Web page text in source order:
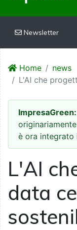
Newsletter
Home
news
L'AI che
ImpresaGreen:
è ora integrato
L'AI
data